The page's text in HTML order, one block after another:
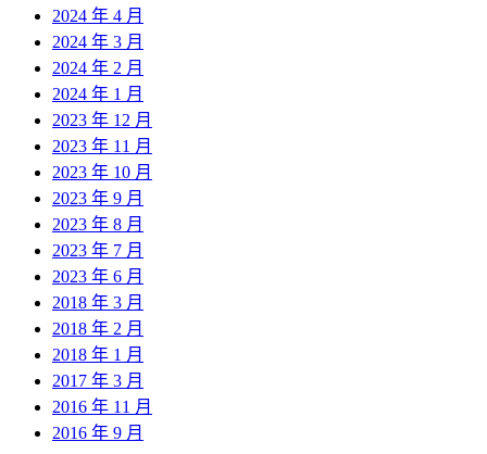
2024 年 4 月
2024 年 3 月
2024 年 2 月
2024 年 1 月
2023 年 12 月
2023 年 11 月
2023 年 10 月
2023 年 9 月
2023 年 8 月
2023 年 7 月
2023 年 6 月
2018 年 3 月
2018 年 2 月
2018 年 1 月
2017 年 3 月
2016 年 11 月
2016 年 9 月